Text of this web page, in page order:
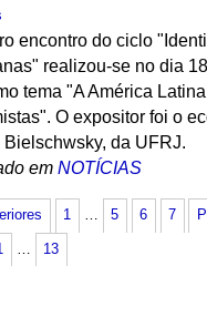
encontro do ciclo
realizou-se no dia
tema "A América
O expositor foi o
Bielschwsky, da UFRJ.
em NOTÍCIAS
1 … 5 6 7
… 13